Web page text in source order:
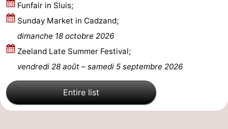
Het
Zwin
Occidentale
-
Bruges
Gand
La
Knokke-
-
Funfair in Sluis;
Sunday Market in Cadzand;
dimanche 18 octobre 2026
Zeeland Late Summer Festival;
vendredi 28 août – samedi 5 septembre 2026
Entire list